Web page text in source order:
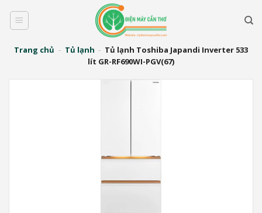
qua
dungTrang chủ - Tủ lạnh - Tủ lạnh Toshiba Japandi Inverter 533
lít GR-RF690WI-PGV(67)